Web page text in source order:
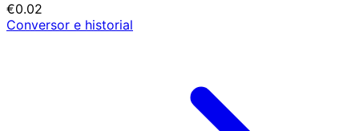
€0.02
Conversor e historial